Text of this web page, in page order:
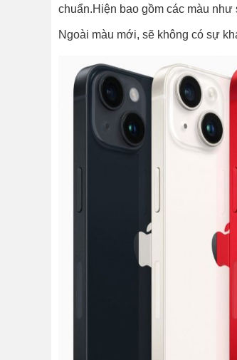
chuẩn.Hiện bao gồm các màu như
Ngoài màu mới, sẽ không có sự